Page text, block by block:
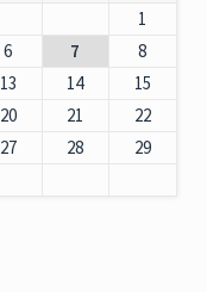
1
6 7
8
13 14
15
20 21
22
27 28
29